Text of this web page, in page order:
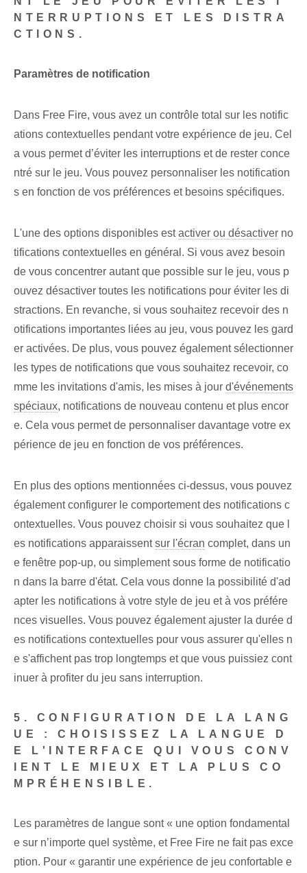
NTERRUPTIONS ET LES DISTRA
CTIONS.
Paramètres de notification
Dans Free Fire, vous avez un contrôle total sur les notific
ations contextuelles pendant votre expérience de jeu. Cel
a vous permet d’éviter les interruptions et de rester conce
ntré sur le jeu. Vous pouvez personnaliser les notification
s en fonction de vos préférences et besoins spécifiques.​
L'une des options disponibles estactiver ou désactiver no
tifications contextuelles en général. Si vous avez besoin
de vous concentrer autant que possible sur le jeu, vous p
ouvez désactiver toutes les notifications pour éviter les di
stractions. ‌En revanche, si vous souhaitez recevoir‌ des n
otifications importantes liées au jeu, vous pouvez les gard
er activées. De plus, vous pouvez également sélectionner
les types de notifications que vous souhaitez recevoir, co
mme les invitations d'amis, les mises à jour d'événements
spéciaux, notifications de nouveau contenu et plus encor
e. Cela vous permet de personnaliser davantage votre ex
périence de jeu en fonction de vos préférences.
En plus des options mentionnées ci-dessus, vous pouvez
également configurer le comportement des notifications c
ontextuelles. Vous pouvez choisir si⁢ vous souhaitez que l
es notifications apparaissentsur l'écran ​complet, dans un
e ⁤fenêtre pop-up, ou simplement sous forme de notificatio
n⁤ dans la barre d'état. Cela vous donne la possibilité d'ad
apter les notifications à votre style de jeu et à vos préfére
nces visuelles. Vous pouvez également ajuster la durée d
es notifications contextuelles pour vous assurer qu'elles n
e s'affichent pas trop longtemps et que vous puissiez cont
inuer à profiter du jeu sans interruption.
5. CONFIGURATION DE LA LANG
UE : CHOISISSEZ LA LANGUE D
E L'INTERFACE QUI VOUS CONV
IENT LE MIEUX ET LA PLUS CO
MPRÉHENSIBLE.
Les paramètres de langue sont « une‌ option fondamental
e sur n’importe quel système, et‍ Free Fire ne fait pas exce
ption. Pour « garantir une expérience de jeu confortable e